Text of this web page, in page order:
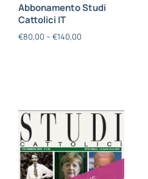
Abbonamento Studi
Cattolici IT
€80,00 – €140,00